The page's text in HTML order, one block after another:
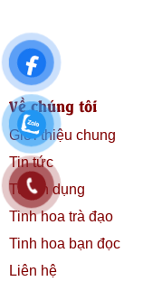
Về chúng tôi
Giới thiệu chung
Tin tức
Tuyển dụng
Tinh hoa trà đạo
Tinh hoa bạn đọc
Liên hệ